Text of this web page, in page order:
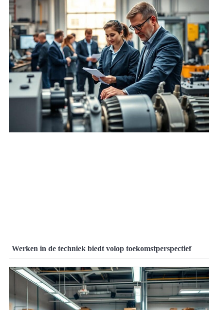
Werken in de techniek biedt volop toekomstperspectief